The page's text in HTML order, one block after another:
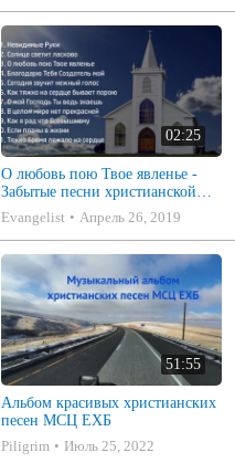
02:25
О любовь пою Твое явленье -
Забытые песни христианской
юности
Evangelist Апрель 26, 2019
51:55
Альбом красивых христианских
песен МСЦ ЕХБ
Piligrim
Июль 25, 2022